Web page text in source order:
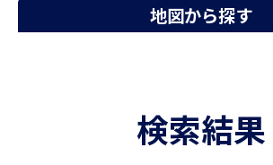
地図から探す
検索結果